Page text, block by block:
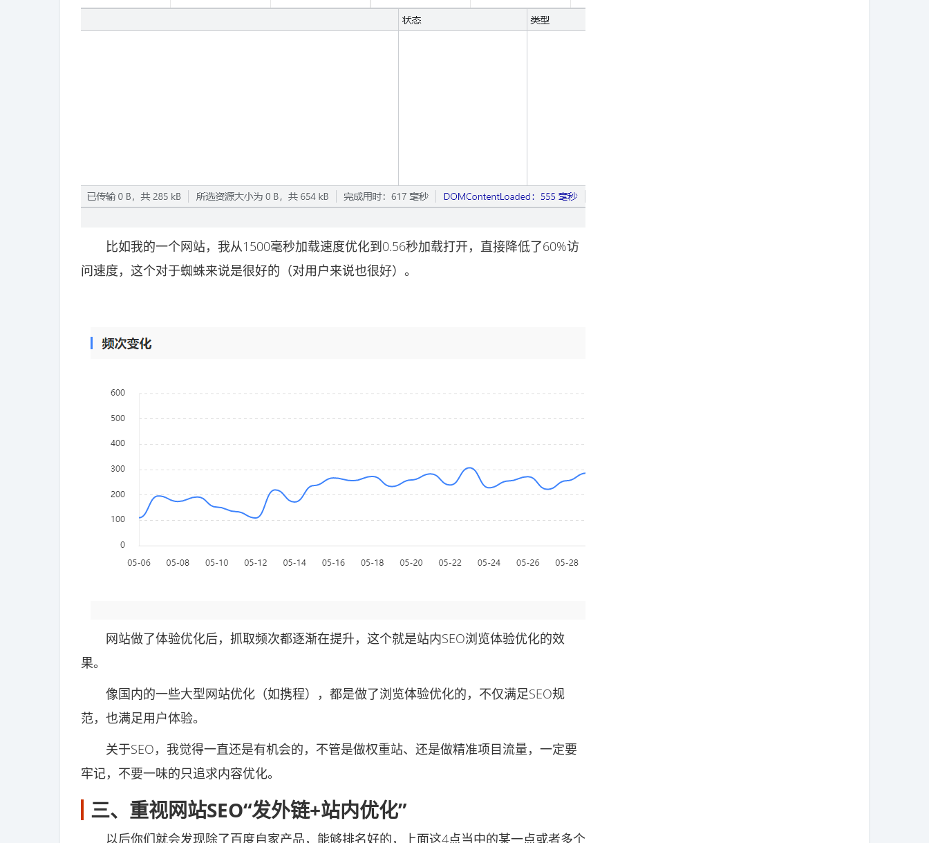
比如我的一个网站，我从1500毫秒加载速度优化到0.56秒加载打开，直接降低了60%访
问速度，这个对于蜘蛛来说是很好的（对用户来说也很好）。
网站做了体验优化后，抓取频次都逐渐在提升，这个就是站内SEO浏览体验优化的效
果。
像国内的一些大型网站优化（如携程），都是做了浏览体验优化的，不仅满足SEO规
范，也满足用户体验。
关于SEO，我觉得一直还是有机会的，不管是做权重站、还是做精准项目流量，一定要
牢记，不要一味的只追求内容优化。
三、重视网站SEO“发外链+站内优化”
以后你们就会发现除了百度自家产品，能够排名好的，上面这4点当中的某一点或者多个